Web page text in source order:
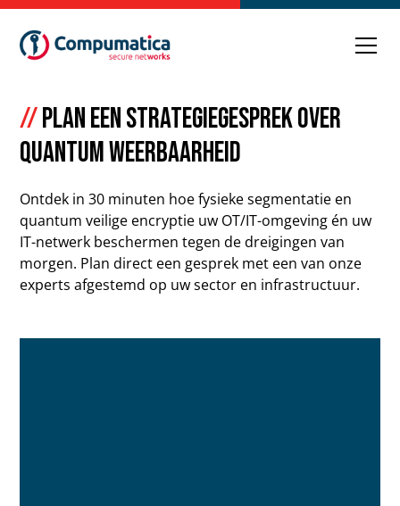
//Plan een strategiegesprek over
quantum weerbaarheid
Ontdek in 30 minuten hoe fysieke segmentatie en
quantum veilige encryptie uw OT/IT-omgeving én uw
IT-netwerk beschermen tegen de dreigingen van
morgen. Plan direct een gesprek met een van onze
experts afgestemd op uw sector en infrastructuur.